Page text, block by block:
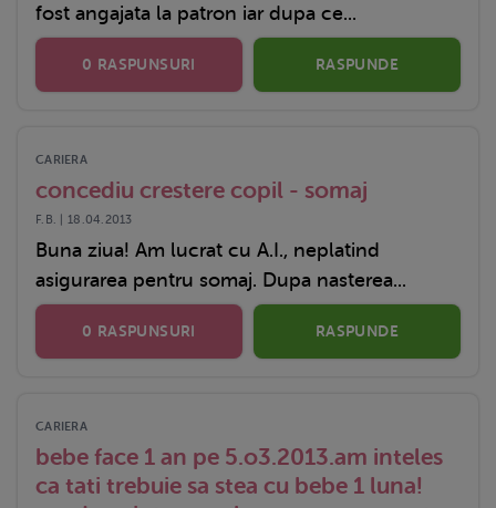
fost angajata la patron iar dupa ce...
0 RASPUNSURI RASPUNDE
CARIERA
concediu crestere copil - somaj
F.B. | 18.04.2013
Buna ziua! Am lucrat cu A.I., neplatind
asigurarea pentru somaj. Dupa nasterea...
0 RASPUNSURI RASPUNDE
CARIERA
bebe face 1 an pe 5.o3.2013.am inteles
ca tati trebuie sa stea cu bebe 1 luna!